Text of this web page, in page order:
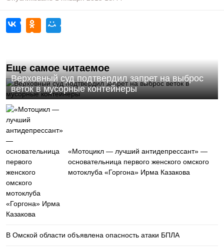
Еще самое читаемое
Верховный суд подтвердил запрет на выброс
веток в мусорные контейнеры
«Мотоцикл — лучший антидепрессант» —
основательница первого женского омского
мотоклуба «Горгона» Ирма Казакова
В Омской области объявлена опасность атаки БПЛА